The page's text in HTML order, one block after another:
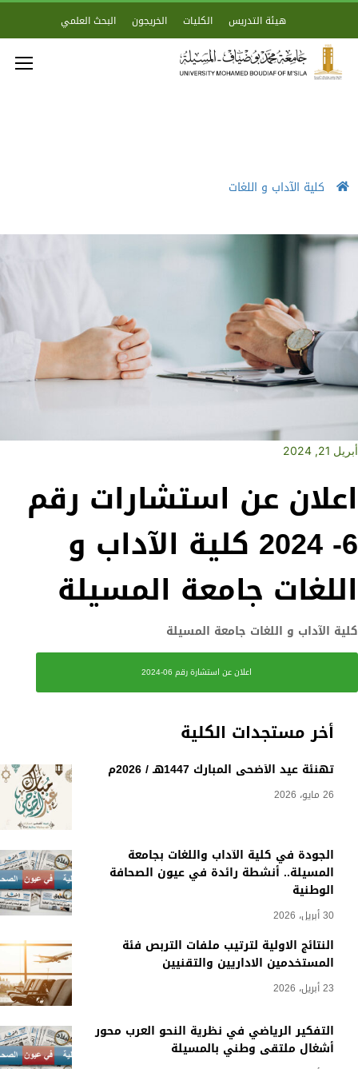
هيئة التدريس الكليات الخريجون البحث العلمي
كلية الآداب و اللغات
أخر مستجدات الكلية
تهنئة عيد الأضحى المبارك 1447هـ / 2026م
26 مايو، 2026
الجودة في كلية الآداب واللغات بجامعة
المسيلة.. أنشطة رائدة في عيون الصحافة
الوطنية
30 أبريل، 2026
النتائج الاولية لترتيب ملفات التربص فئة
المستخدمين الاداريين والتقنيين
23 أبريل، 2026
التفكير الرياضي في نظرية النحو العرب محور
أشغال ملتقى وطني بالمسيلة
أبريل 21, 2024
اعلان عن استشارات رقم
6- 2024 كلية الآداب و
اللغات جامعة المسيلة
كلية الآداب و اللغات جامعة المسيلة
اعلان عن استشارة رقم 06-2024